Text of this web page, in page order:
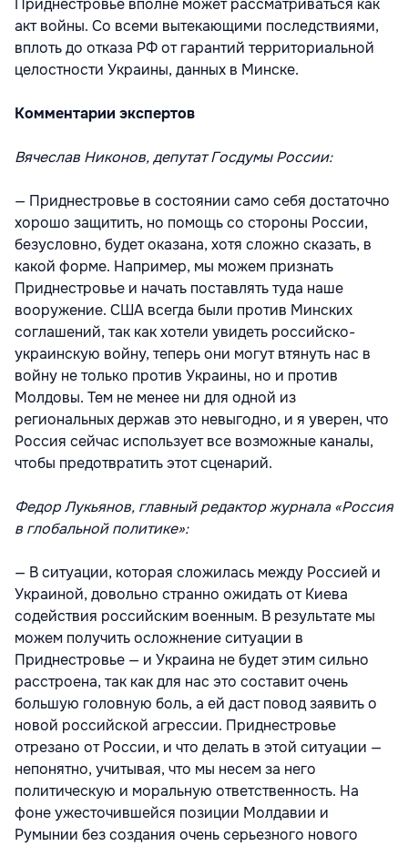
Приднестровье вполне может рассматриваться как
акт войны. Со всеми вытекающими последствиями,
вплоть до отказа РФ от гарантий территориальной
целостности Украины, данных в Минске.
Комментарии экспертов
Вячеслав Никонов, депутат Госдумы России:
— Приднестровье в состоянии само себя достаточно
хорошо защитить, но помощь со стороны России,
безусловно, будет оказана, хотя сложно сказать, в
какой форме. Например, мы можем признать
Приднестровье и начать поставлять туда наше
вооружение. США всегда были против Минских
соглашений, так как хотели увидеть российско-
украинскую войну, теперь они могут втянуть нас в
войну не только против Украины, но и против
Молдовы. Тем не менее ни для одной из
региональных держав это невыгодно, и я уверен, что
Россия сейчас использует все возможные каналы,
чтобы предотвратить этот сценарий.
Федор Лукьянов, главный редактор журнала «Россия
в глобальной политике»:
— В ситуации, которая сложилась между Россией и
Украиной, довольно странно ожидать от Киева
содействия российским военным. В результате мы
можем получить осложнение ситуации в
Приднестровье — и Украина не будет этим сильно
расстроена, так как для нас это составит очень
большую головную боль, а ей даст повод заявить о
новой российской агрессии. Приднестровье
отрезано от России, и что делать в этой ситуации —
непонятно, учитывая, что мы несем за него
политическую и моральную ответственность. На
фоне ужесточившейся позиции Молдавии и
Румынии без создания очень серьезного нового